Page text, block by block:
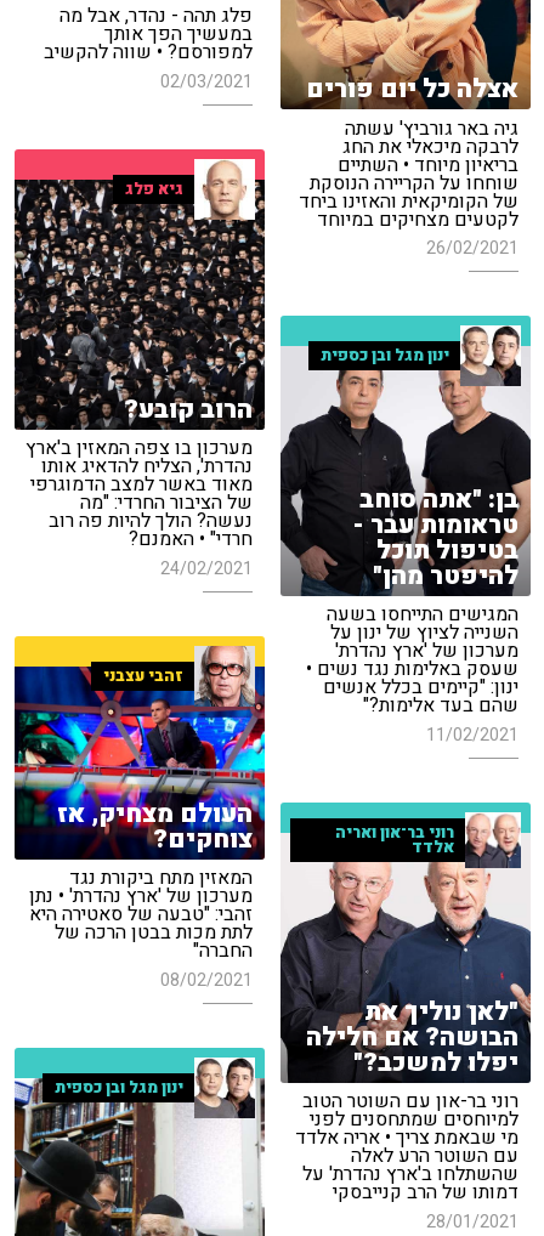
פלג תהה - נהדר, אבל מה
במעשיך הפך אותך
למפורסם? • שווה להקשיב
02/03/2021 אצלה כל יום פורים
גיה באר גורביץ' עשתה
לרבקה מיכאלי את החג
בריאיון מיוחד • השתיים
שוחחו על הקריירה הנוסקת
של הקומיקאית והאזינו ביחד
לקטעים מצחיקים במיוחד
26/02/2021
גיא פלג
הרוב קובע?
מערכון בו צפה המאזין ב'ארץ
נהדרת', הצליח להדאיג אותו
מאוד באשר למצב הדמוגרפי
של הציבור החרדי: "מה
נעשה? הולך להיות פה רוב
חרדי" • האמנם?
24/02/2021
ינון מגל ובן כספית
בן: "אתה סוחב
טראומות עבר -
בטיפול תוכל
להיפטר מהן"
המגישים התייחסו בשעה
השנייה לציוץ של ינון על
מערכון של 'ארץ נהדרת'
שעסק באלימות נגד נשים •
ינון: "קיימים בכלל אנשים
שהם בעד אלימות?"
11/02/2021
זהבי עצבני
העולם מצחיק, אז
צוחקים?
המאזין מתח ביקורת נגד
מערכון של 'ארץ נהדרת' • נתן
זהבי: "טבעה של סאטירה היא
לתת מכות בבטן הרכה של
החברה"
08/02/2021
רוני בר־און ואריה
אלדד
"לאן נוליך את
הבושה? אם חלילה
יפלו למשכב?"
רוני בר-און עם השוטר הטוב
למיוחסים שמתחסנים לפני
מי שבאמת צריך • אריה אלדד
עם השוטר הרע לאלה
שהשתלחו ב'ארץ נהדרת' על
דמותו של הרב קנייבסקי
28/01/2021
ינון מגל ובן כספית